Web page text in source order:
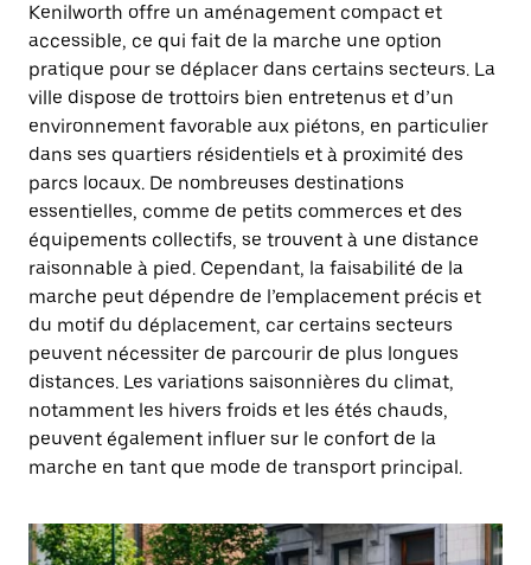
Kenilworth offre un aménagement compact et
accessible, ce qui fait de la marche une option
pratique pour se déplacer dans certains secteurs. La
ville dispose de trottoirs bien entretenus et d’un
environnement favorable aux piétons, en particulier
dans ses quartiers résidentiels et à proximité des
parcs locaux. De nombreuses destinations
essentielles, comme de petits commerces et des
équipements collectifs, se trouvent à une distance
raisonnable à pied. Cependant, la faisabilité de la
marche peut dépendre de l’emplacement précis et
du motif du déplacement, car certains secteurs
peuvent nécessiter de parcourir de plus longues
distances. Les variations saisonnières du climat,
notamment les hivers froids et les étés chauds,
peuvent également influer sur le confort de la
marche en tant que mode de transport principal.